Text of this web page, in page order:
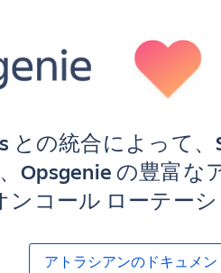
との統合によって
Opsgenie の豊富
ンコール ローテー
アトラシアンのドキュメン